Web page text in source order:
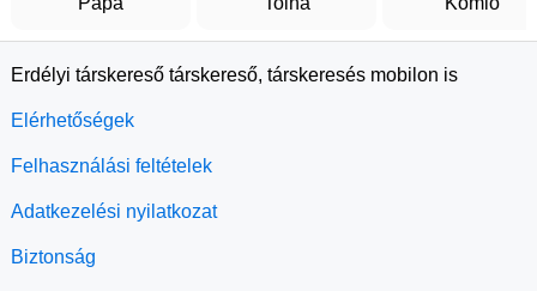
Erdélyi társkereső társkereső, társkeresés mobilon is
Elérhetőségek
Felhasználási feltételek
Adatkezelési nyilatkozat
Biztonság